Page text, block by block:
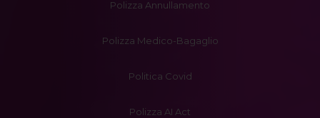
Polizza Annullamento
Polizza Medico-Bagaglio
Politica Covid
Polizza AI Act